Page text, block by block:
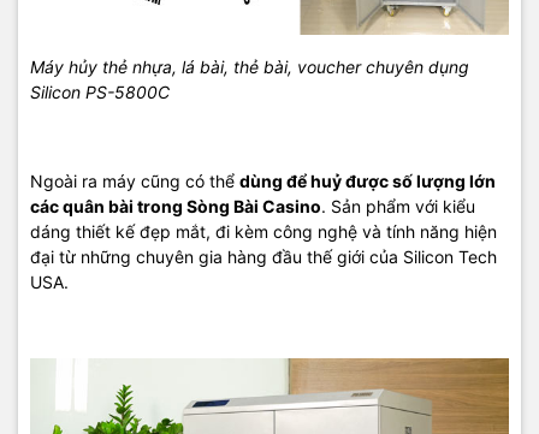
Máy hủy thẻ nhựa, lá bài, thẻ bài, voucher chuyên dụng
Silicon PS-5800C
Ngoài ra máy cũng có thể dùng để huỷ được số lượng lớn
các quân bài trong Sòng Bài Casino. Sản phẩm với kiểu
dáng thiết kế đẹp mắt, đi kèm công nghệ và tính năng hiện
đại từ những chuyên gia hàng đầu thế giới của Silicon Tech
USA.
CÔNG DỤNG:
TIC.VN– Nhà phân phối và cung cấp giải pháp công nghệ uy tín
tại Việt Nam. Chúng tôi chuyên cung cấp đa dạng sản phẩm:
như tivi, tủ lạnh, máy giặt, máy hút ẩm... cùng nhiều thiết bị
công nghệ khác.
TIC.VNcam kết mang đếnsản phẩm chính
hãng, giá tốt, dịch vụ chuyên nghiệp
, đáp ứng tối đa nhu cầu của